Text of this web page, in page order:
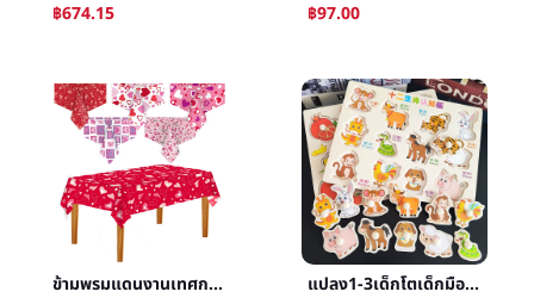
฿674.15 ฿97.00
ข้ามพรมแดนงานเทศกาลงานเลี้ยงวันวาเลนไทน์ความรักการพิมพ์ผ้าปูโต๊ะเสนอพลาสติกครั้งหนึ่งของเล่นทางเพศเครื่องประดับจุด แปลง1-3เด็กโตเด็กมือจับเลื่อยเล็กสัตว์ผลไม้ความรู้ความเข้าใจต้นเรียนรู้จิ๊กซอว์บังคับแต่งหน้าทำด้วยไม้แผง